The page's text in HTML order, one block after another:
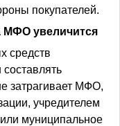
покупателей.
МФО увеличится
средств
затрагивает МФО,
учредителем
муниципальное